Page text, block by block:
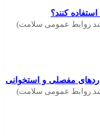
کنند؟
روابط عمومی سلامت)
مفصلی و استخوانی
روابط عمومی سلامت)